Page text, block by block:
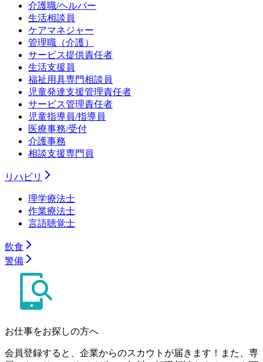
介護職/ヘルパー
生活相談員
ケアマネジャー
管理職（介護）
サービス提供責任者
生活支援員
福祉用具専門相談員
児童発達支援管理責任者
サービス管理責任者
児童指導員/指導員
医療事務/受付
介護事務
相談支援専門員
リハビリ
理学療法士
作業療法士
言語聴覚士
飲食
警備
お仕事をお探しの方へ
会員登録すると、企業からのスカウトが届きます！また、専